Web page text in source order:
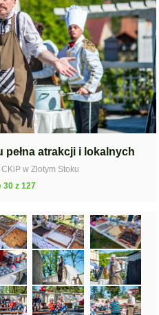
pełna atrakcji i lokalnych
w Złotym Stoku
30 z 127